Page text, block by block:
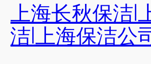
上海长秋保洁|
洁|上海保洁公